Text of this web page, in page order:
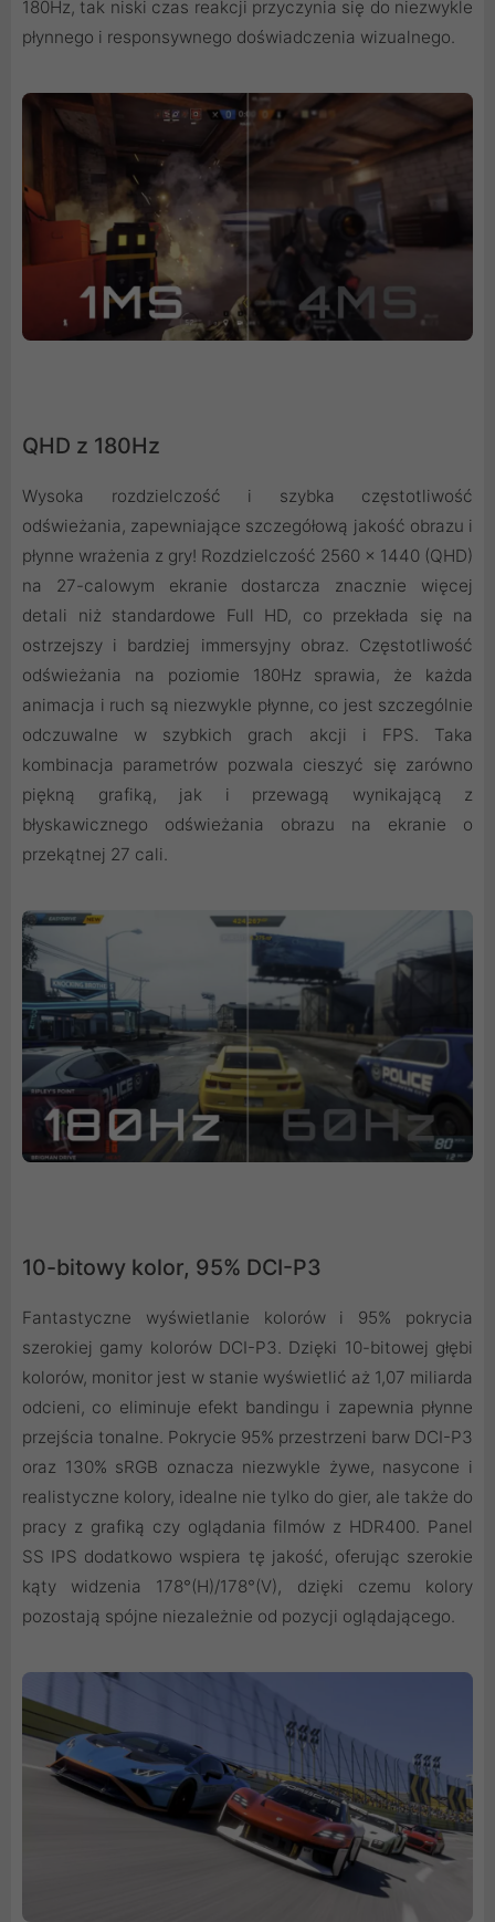
180Hz, tak niski czas reakcji przyczynia się do niezwykle
płynnego i responsywnego doświadczenia wizualnego.
QHD z 180Hz
Wysoka rozdzielczość i szybka częstotliwość
odświeżania, zapewniające szczegółową jakość obrazu i
płynne wrażenia z gry! Rozdzielczość 2560 x 1440 (QHD)
na 27-calowym ekranie dostarcza znacznie więcej
detali niż standardowe Full HD, co przekłada się na
ostrzejszy i bardziej immersyjny obraz. Częstotliwość
odświeżania na poziomie 180Hz sprawia, że każda
animacja i ruch są niezwykle płynne, co jest szczególnie
odczuwalne w szybkich grach akcji i FPS. Taka
kombinacja parametrów pozwala cieszyć się zarówno
piękną grafiką, jak i przewagą wynikającą z
błyskawicznego odświeżania obrazu na ekranie o
przekątnej 27 cali.
10-bitowy kolor, 95% DCI-P3
Fantastyczne wyświetlanie kolorów i 95% pokrycia
szerokiej gamy kolorów DCI-P3. Dzięki 10-bitowej głębi
kolorów, monitor jest w stanie wyświetlić aż 1,07 miliarda
odcieni, co eliminuje efekt bandingu i zapewnia płynne
przejścia tonalne. Pokrycie 95% przestrzeni barw DCI-P3
oraz 130% sRGB oznacza niezwykle żywe, nasycone i
realistyczne kolory, idealne nie tylko do gier, ale także do
pracy z grafiką czy oglądania filmów z HDR400. Panel
SS IPS dodatkowo wspiera tę jakość, oferując szerokie
kąty widzenia 178°(H)/178°(V), dzięki czemu kolory
pozostają spójne niezależnie od pozycji oglądającego.